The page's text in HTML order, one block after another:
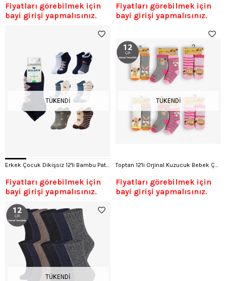
Fiyatları görebilmek için
bayi girişi yapmalısınız.
Fiyatları görebilmek için
bayi girişi yapmalısınız.
TÜKENDI
Erkek Çocuk Dikişsiz 12'li Bambu Patik Çorap
Fiyatları görebilmek için
bayi girişi yapmalısınız.
TÜKENDI
Toptan 12'li Orjinal Kuzucuk Bebek Çorap-C52
Fiyatları görebilmek için
bayi girişi yapmalısınız.
TÜKENDI